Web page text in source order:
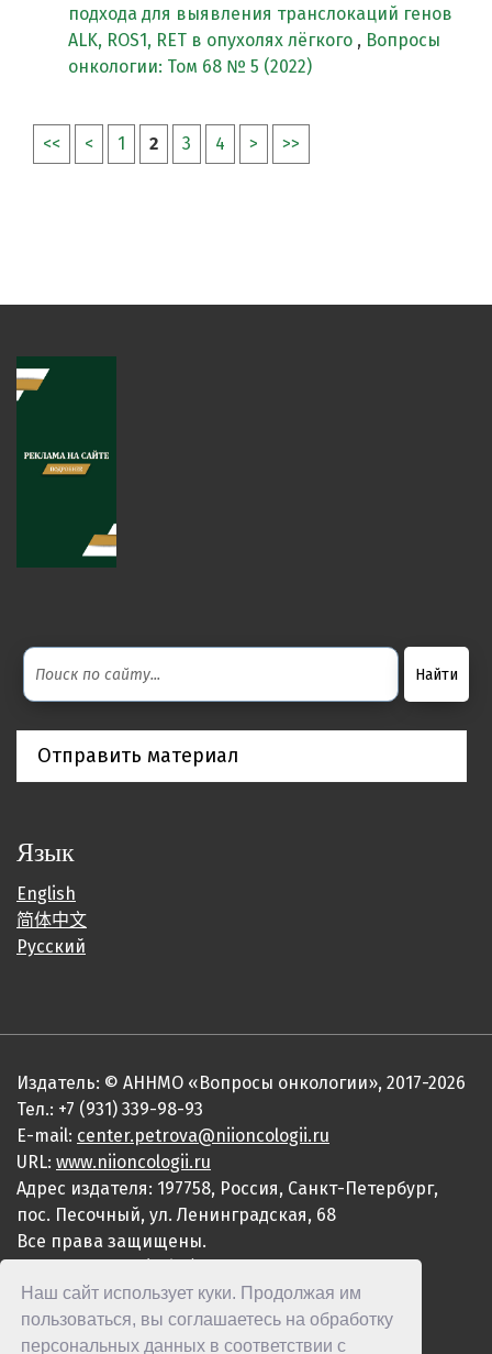
Наш сайт использует куки. Продолжая им
пользоваться, вы соглашаетесь на обработку
персональных данных в соответствии с
подхода для выявления транслокаций генов
ALK, ROS1, RET в опухолях лёгкого , Вопросы
онкологии: Том 68 № 5 (2022)
<< < 1 2 3 4 > >>
Отправить материал
Язык
English
简体中文
Русский
Издатель: © АННМО «Вопросы онкологии», 2017-2026
Тел.: +7 (931) 339-98-93
E-mail: center.petrova@niioncologii.ru
URL: www.niioncologii.ru
Адрес издателя: 197758, Россия, Санкт-Петербург,
пос. Песочный, ул. Ленинградская, 68
Все права защищены.
ISSN 2949-4915 (Online)